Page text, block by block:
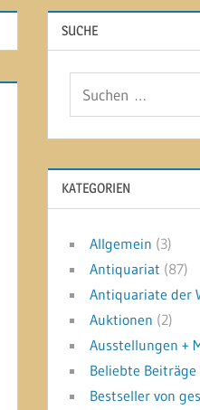
SUCHE
KATEGORIEN
Allgemein (3)
Antiquariat (87)
Antiquariate der
Auktionen (2)
Ausstellungen +
Beliebte Beiträge
Bestseller von